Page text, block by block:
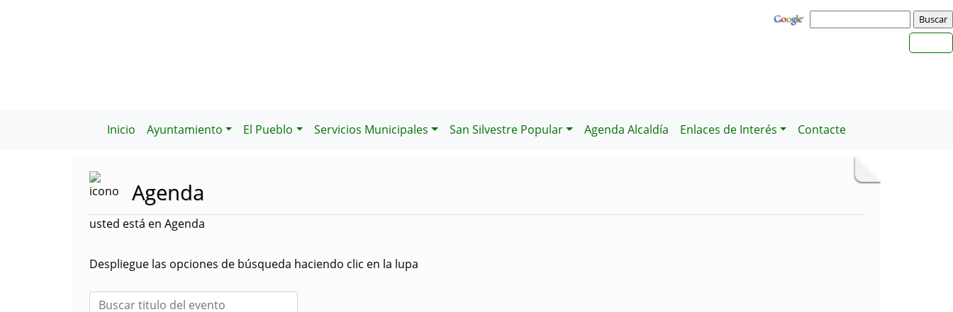
Inicio Ayuntamiento El Pueblo Servicios Municipales San Silvestre Popular Agenda Alcaldía Enlaces de Interés Contacte
Agenda
usted está en Agenda
Despliegue las opciones de búsqueda haciendo clic en la lupa